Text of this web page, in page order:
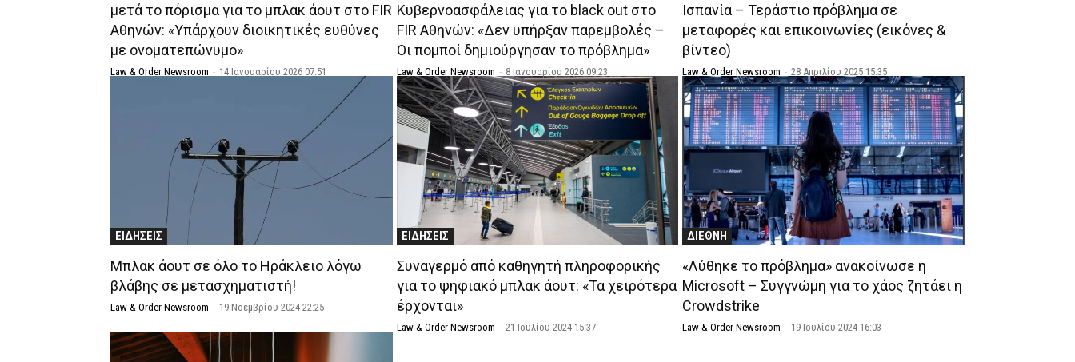
μετά το πόρισμα για το μπλακ άουτ στο FIR
Αθηνών: «Υπάρχουν διοικητικές ευθύνες
με ονοματεπώνυμο»
Law & Order Newsroom - 14 Ιανουαρίου 2026 07:51
Κυβερνοασφάλειας για το black out στο
FIR Αθηνών: «Δεν υπήρξαν παρεμβολές –
Οι πομποί δημιούργησαν το πρόβλημα»
Law & Order Newsroom - 8 Ιανουαρίου 2026 09:23
Ισπανία – Τεράστιο πρόβλημα σε
μεταφορές και επικοινωνίες (εικόνες &
βίντεο)
Law & Order Newsroom - 28 Απριλίου 2025 15:35
ΕΙΔΗΣΕΙΣ
Μπλακ άουτ σε όλο το Ηράκλειο λόγω
βλάβης σε μετασχηματιστή!
Law & Order Newsroom - 19 Νοεμβρίου 2024 22:25
ΕΙΔΗΣΕΙΣ
Συναγερμό από καθηγητή πληροφορικής
για το ψηφιακό μπλακ άουτ: «Τα χειρότερα
έρχονται»
Law & Order Newsroom - 21 Ιουλίου 2024 15:37
ΔΙΕΘΝΗ
«Λύθηκε το πρόβλημα» ανακοίνωσε η
Microsoft – Συγγνώμη για το χάος ζητάει η
Crowdstrike
Law & Order Newsroom - 19 Ιουλίου 2024 16:03